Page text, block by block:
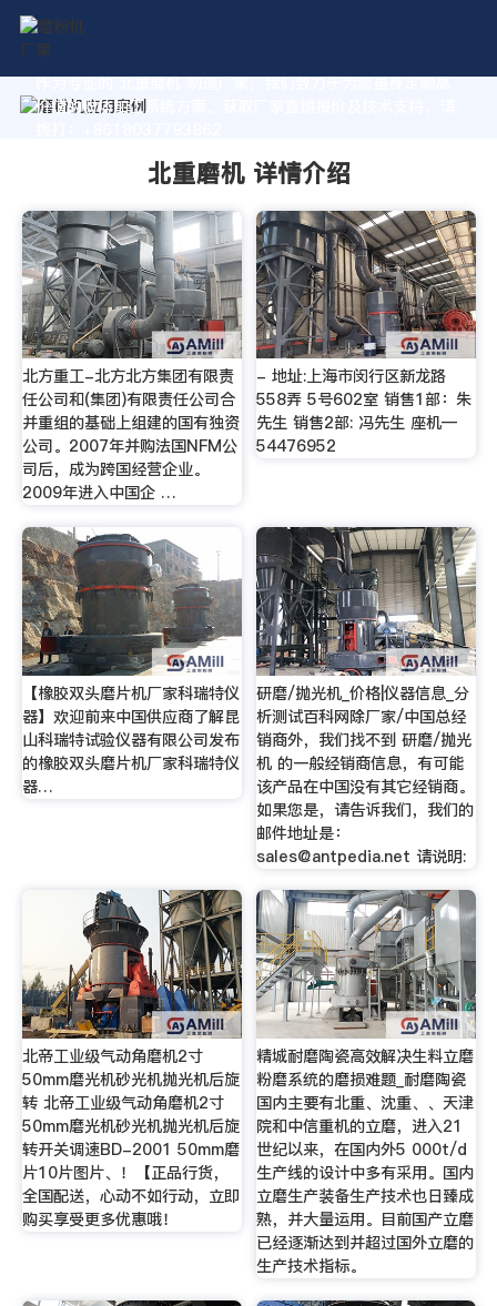
作为专业的 北重磨机 制造厂家，我们致力于为您量身定制高
价值的粉体加工系统方案。获取厂家直销报价及技术支持，请
北重磨机 详情介绍
北方重工-北方北方集团有限责
任公司和(集团)有限责任公司合
并重组的基础上组建的国有独资
公司。2007年并购法国NFM公
司后，成为跨国经营企业。
2009年进入中国企 …
- 地址:上海市闵行区新龙路
558弄 5号602室 销售1部：朱
先生 销售2部: 冯先生 座机—
54476952
【橡胶双头磨片机厂家科瑞特仪
器】欢迎前来中国供应商了解昆
山科瑞特试验仪器有限公司发布
的橡胶双头磨片机厂家科瑞特仪
器…
研磨/抛光机_价格|仪器信息_分
析测试百科网除厂家/中国总经
销商外，我们找不到 研磨/抛光
机 的一般经销商信息，有可能
该产品在中国没有其它经销商。
如果您是，请告诉我们，我们的
邮件地址是：
sales@antpedia.net 请说明:
北帝工业级气动角磨机2寸
50mm磨光机砂光机抛光机后旋
转 北帝工业级气动角磨机2寸
50mm磨光机砂光机抛光机后旋
转开关调速BD-2001 50mm磨
片10片图片、！【正品行货，
全国配送，心动不如行动，立即
购买享受更多优惠哦！
精城耐磨陶瓷高效解决生料立磨
粉磨系统的磨损难题_耐磨陶瓷
国内主要有北重、沈重、、天津
院和中信重机的立磨，进入21
世纪以来，在国内外5 000t/d
生产线的设计中多有采用。国内
立磨生产装备生产技术也日臻成
熟，并大量运用。目前国产立磨
已经逐渐达到并超过国外立磨的
生产技术指标。